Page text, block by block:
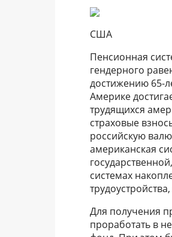
США
Пенсионная
гендерного
достижению 65-
Америке
трудящихся
страховые
российскую
американская
системах
Для получения
проработать в